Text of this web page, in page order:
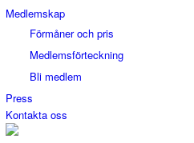
Medlemskap
Förmåner och pris
Medlemsförteckning
Bli medlem
Press
Kontakta oss